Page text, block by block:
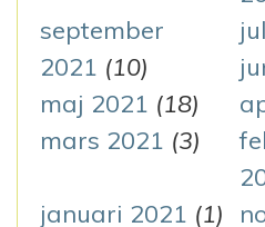
september
2021 (10)
maj 2021 (18)
mars 2021 (3)
januari 2021 (1)